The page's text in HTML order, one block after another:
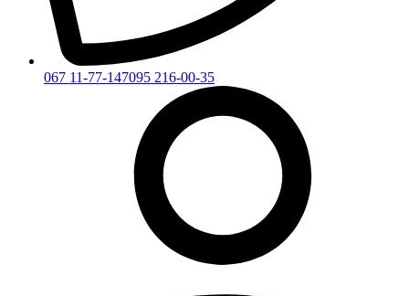
067 11-77-147095 216-00-35